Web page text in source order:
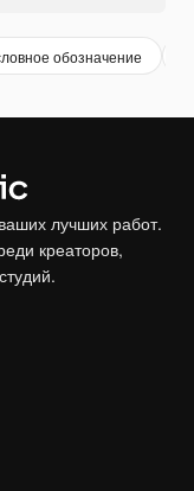
обозначение
лучших работ.
креаторов,